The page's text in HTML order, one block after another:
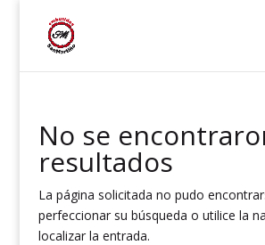
No se
resultados
La página solicitada no pudo
perfeccionar su búsqueda o utilice la
localizar la entrada.